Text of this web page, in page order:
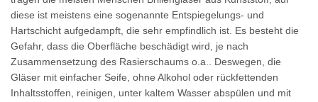
diese ist meistens eine sogenannte Entspiegelungs- und
Hartschicht aufgedampft, die sehr empfindlich ist. Es besteht die
Gefahr, dass die Oberfläche beschädigt wird, je nach
Zusammensetzung des Rasierschaums o.a.. Deswegen, die
Gläser mit einfacher Seife, ohne Alkohol oder rückfettenden
Inhaltsstoffen, reinigen, unter kaltem Wasser abspülen und mit